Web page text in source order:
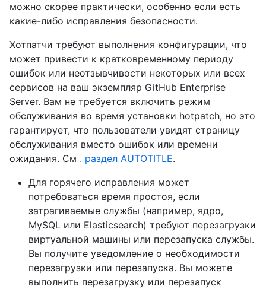
можно скорее практически, особенно если есть
какие-либо исправления безопасности.
Хотпатчи требуют выполнения конфигурации, что
может привести к кратковременному периоду
ошибок или неотзывчивости некоторых или всех
сервисов на ваш экземпляр GitHub Enterprise
Server. Вам не требуется включить режим
обслуживания во время установки hotpatch, но это
гарантирует, что пользователи увидят страницу
обслуживания вместо ошибок или времени
ожидания. См . раздел AUTOTITLE.
Для горячего исправления может
потребоваться время простоя, если
затрагиваемые службы (например, ядро,
MySQL или Elasticsearch) требуют перезагрузки
виртуальной машины или перезапуска службы.
Вы получите уведомление о необходимости
перезагрузки или перезапуска. Вы можете
выполнить перезагрузку или перезапуск